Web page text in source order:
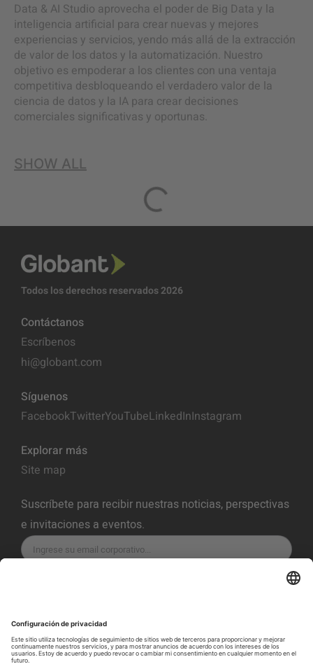
Data & AI Studio aprovecha el poder de Big Data y la
inteligencia artificial para crear nuevas y mejores
experiencias y servicios, yendo más allá de la extracción
de valor de los datos y la automatización. Nuestro
objetivo es empoderar a los clientes con una ventaja
competitiva desbloqueando el verdadero valor de la
ciencia de datos y la IA para crear decisiones
comerciales significativas y oportunas.
SHOW ALL
Todos los derechos reservados 2026
Contáctanos
Escríbenos
hi@globant.com
Síguenos
FacebookTwitterYouTubeLinkedInInstagram
Explorar más
Site map
Suscríbete para recibir nuestras noticias, perspectivas
e invitaciones a eventos.
Política de Privacidad